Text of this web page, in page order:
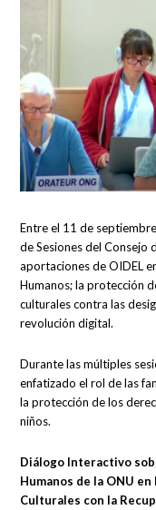
Entre el 11 de
de Sesiones del Consejo
aportaciones de OIDEL
Humanos; la protección
culturales contra las
revolución digital.
Durante las múltiples
enfatizado el rol de las
la protección de los
niños.
Diálogo Interactivo
Humanos de la ONU
Culturales con la